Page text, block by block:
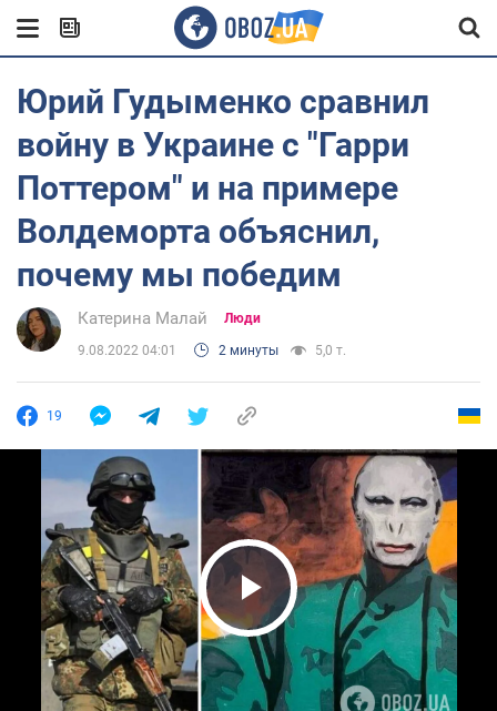
Юрий Гудыменко сравнил
войну в Украине с "Гарри
Поттером" и на примере
Волдеморта объяснил,
почему мы победим
Катерина Малай Люди
9.08.2022 04:01 2 минуты 5,0 т.
19
Play Video